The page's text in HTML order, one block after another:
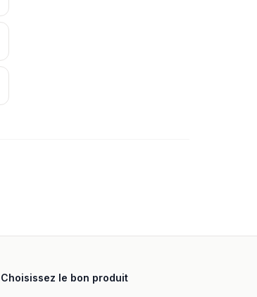
Choisissez le bon produit